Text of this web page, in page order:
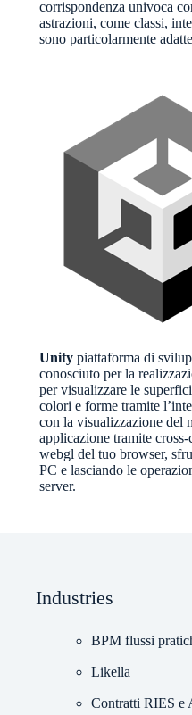
corrispondenza univoca
astrazioni, come classi,
sono particolarmente
Unity piattaforma di
conosciuto per la
per visualizzare le
colori e forme tramite
con la visualizzazione del
applicazione tramite
webgl del tuo browser,
PC e lasciando le
server.
Industries
BPM flussi
Likella
Contratti RIES e